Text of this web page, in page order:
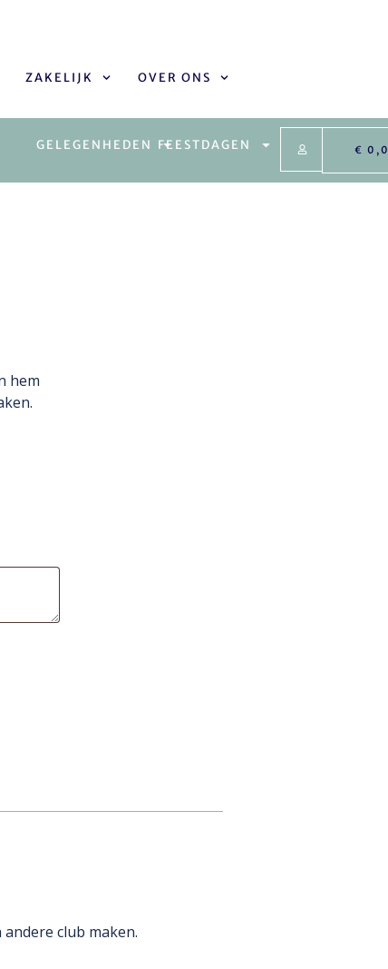
ZAKELIJK OVER ONS
GELEGENHEDEN FEESTDAGEN €
hem
club maken.